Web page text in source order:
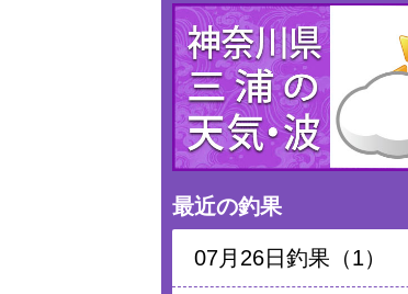
最近の釣果
07月26日釣果（1）